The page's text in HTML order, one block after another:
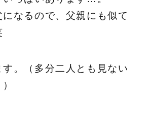
なるので、父親にも似て
。（多分二人とも見ない